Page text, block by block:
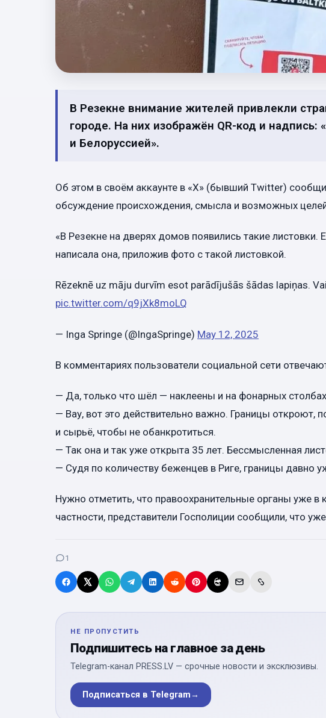
В Резекне внимание жителей привлекли
городе. На них изображён QR-код и надпись:
и Белоруссией».
Об этом в своём аккаунте в «X» (бывший Twitter)
обсуждение происхождения, смысла и возможных
«В Резекне на дверях домов появились такие листовки.
написала она, приложив фото с такой листовкой.
Rēzeknē uz māju durvīm esot parādījušās šādas lapiņas.
pic.twitter.com/q9jXk8moLQ
— Inga Springe (@IngaSpringe) May 12, 2025
В комментариях пользователи социальной сети
— Да, только что шёл — наклеены и на фонарных
— Вау, вот это действительно важно. Границы
и сырьё, чтобы не обанкротиться.
— Так она и так уже открыта 35 лет. Бессмысленная
— Судя по количеству беженцев в Риге, границы давно
Нужно отметить, что правоохранительные органы уже в
частности, представители Госполиции сообщили, что
1
НЕ ПРОПУСТИТЬ
Подпишитесь на главное за день
Telegram-канал PRESS.LV — срочные новости и эксклюзивы.
Подписаться в Telegram→